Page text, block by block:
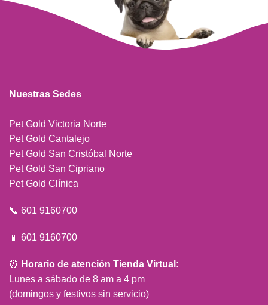
Nuestras Sedes
Pet Gold Victoria Norte
Pet Gold Cantalejo
Pet Gold San Cristóbal Norte
Pet Gold San Cipriano
Pet Gold Clínica
📞 601 9160700
📱 601 9160700
⏰ Horario de atención Tienda Virtual:
Lunes a sábado de 8 am a 4 pm
(domingos y festivos sin servicio)